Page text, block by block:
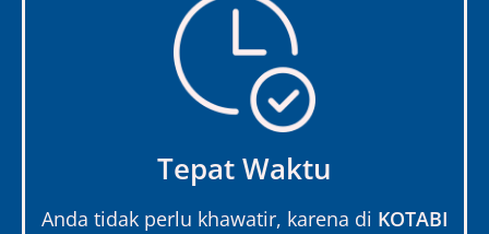
Tepat Waktu
Anda tidak perlu khawatir, karena di KOTABI